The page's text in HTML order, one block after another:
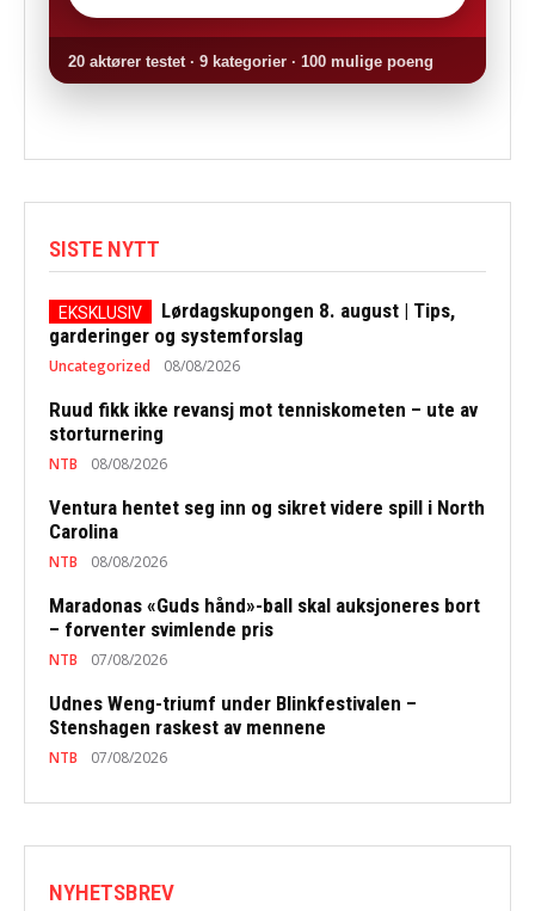
20 aktører testet · 9 kategorier · 100 mulige poeng
SISTE NYTT
Lørdagskupongen 8. august | Tips,
garderinger og systemforslag
Uncategorized 08/08/2026
Ruud fikk ikke revansj mot tenniskometen – ute av
storturnering
NTB 08/08/2026
Ventura hentet seg inn og sikret videre spill i North
Carolina
NTB 08/08/2026
Maradonas «Guds hånd»-ball skal auksjoneres bort
– forventer svimlende pris
NTB 07/08/2026
Udnes Weng-triumf under Blinkfestivalen –
Stenshagen raskest av mennene
NTB 07/08/2026
NYHETSBREV